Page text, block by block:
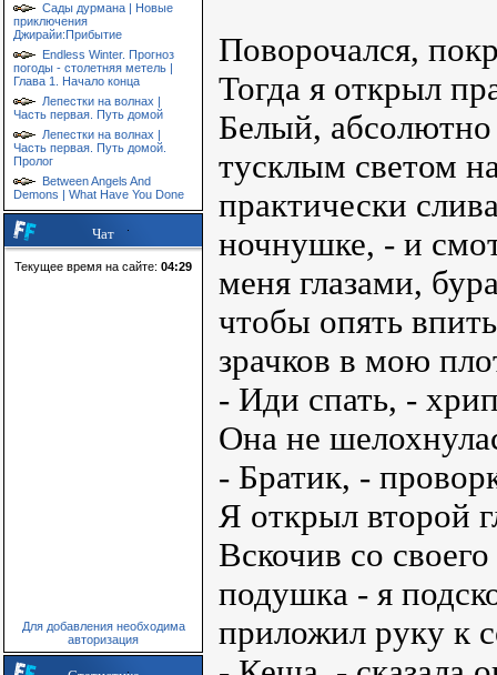
Сады дурмана | Новые
приключения
Джирайи:Прибытие
Endless Winter. Прогноз
погоды - столетняя метель |
Глава 1. Начало конца
Лепестки на волнах |
Часть первая. Путь домой
Лепестки на волнах |
Часть первая. Путь домой.
Пролог
Between Angels And
Demons | What Have You Done
Чат
Текущее время на сайте: 04:29
Для добавления необходима
авторизация
Поворочался,
Тогда я открыл
Белый,
тусклым светом
практически
ночнушке, - и
меня глазами,
чтобы опять
зрачков в мою
- Иди спать, -
Она не
- Братик, -
Я открыл второй
Вскочив со
подушка - я
приложил руку к